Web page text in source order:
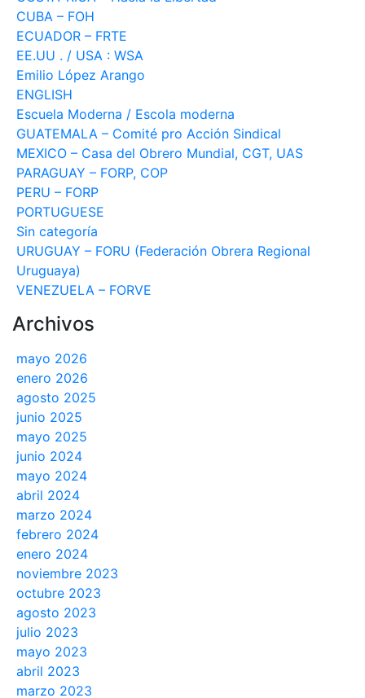
CUBA – FOH
ECUADOR – FRTE
EE.UU . / USA : WSA
Emilio López Arango
ENGLISH
Escuela Moderna / Escola moderna
GUATEMALA – Comité pro Acción Sindical
MEXICO – Casa del Obrero Mundial, CGT, UAS
PARAGUAY – FORP, COP
PERU – FORP
PORTUGUESE
Sin categoría
URUGUAY – FORU (Federación Obrera Regional
Uruguaya)
VENEZUELA – FORVE
Archivos
mayo 2026
enero 2026
agosto 2025
junio 2025
mayo 2025
junio 2024
mayo 2024
abril 2024
marzo 2024
febrero 2024
enero 2024
noviembre 2023
octubre 2023
agosto 2023
julio 2023
mayo 2023
abril 2023
marzo 2023